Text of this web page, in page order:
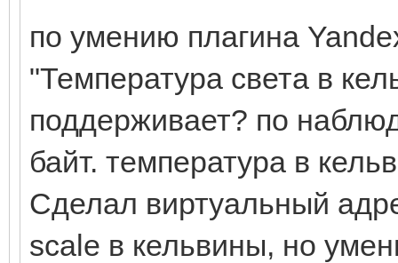
по умению плагина
"Температура света в
поддерживает? по
байт. температура в
Сделал виртуальный
scale в кельвины, но